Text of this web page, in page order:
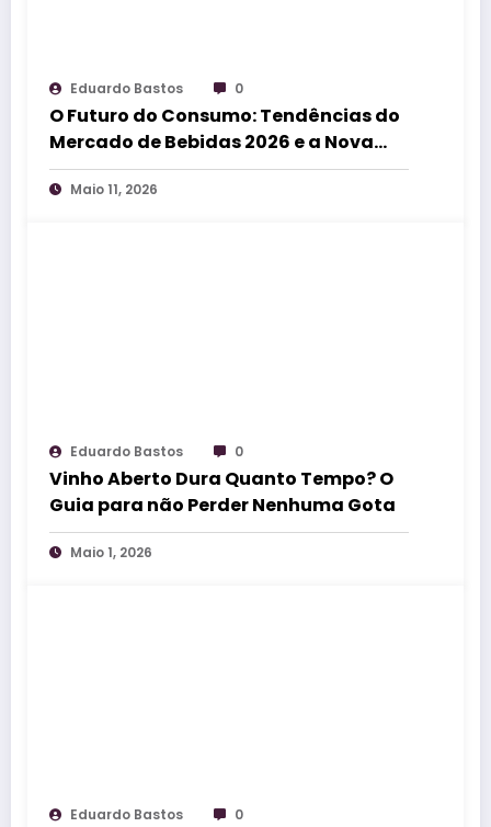
Eduardo Bastos 0
O Futuro do Consumo: Tendências do
Mercado de Bebidas 2026 e a Nova
Sommelieria
Maio 11, 2026
Eduardo Bastos 0
Vinho Aberto Dura Quanto Tempo? O
Guia para não Perder Nenhuma Gota
Maio 1, 2026
Eduardo Bastos 0